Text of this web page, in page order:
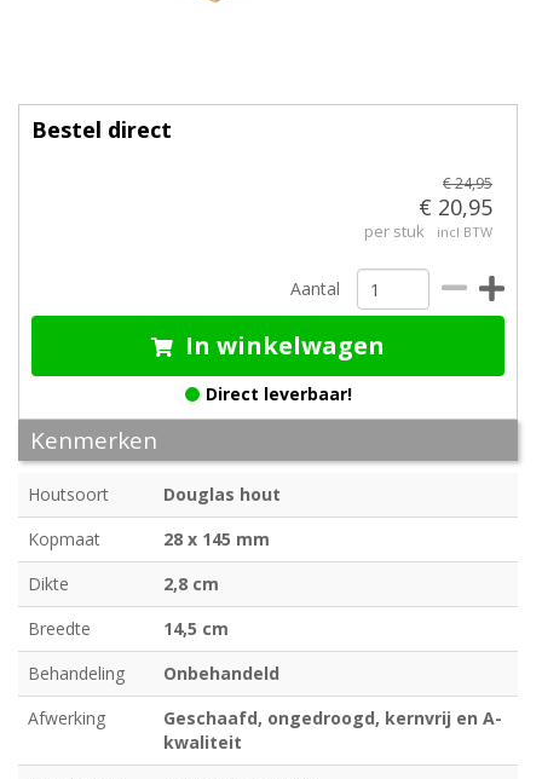
Bestel direct
€ 24,95
€ 20,95
per stuk incl BTW
Aantal
In winkelwagen
Direct leverbaar!
Kenmerken
Houtsoort
Douglas hout
Kopmaat
28 x 145 mm
Dikte
2,8 cm
Breedte
14,5 cm
Behandeling
Onbehandeld
Afwerking
Geschaafd, ongedroogd, kernvrij en A-
kwaliteit